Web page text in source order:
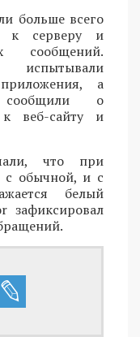
больше всего
к серверу и
сообщений.
испытывали
а
сообщили о
веб-сайту и
что при
с обычной, и с
белый
зафиксировал